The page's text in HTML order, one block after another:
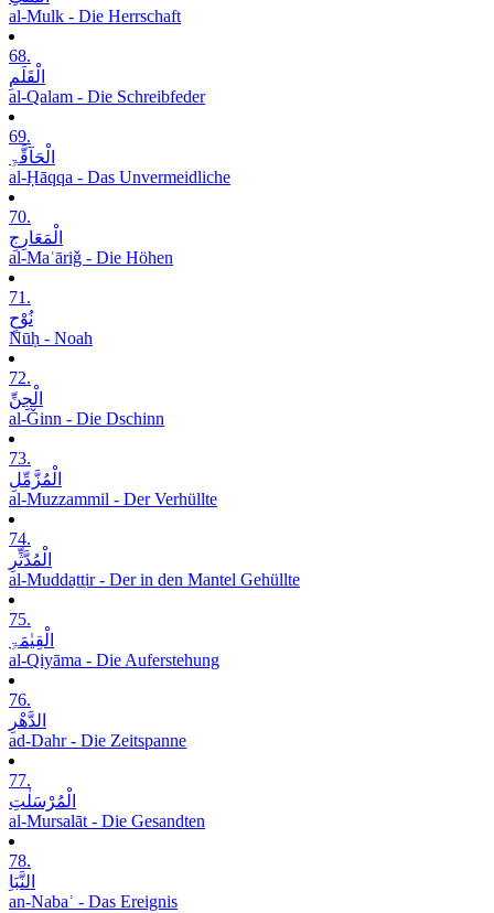
al-Mulk - Die Herrschaft
68.
الْقَلَمِ
al-Qalam - Die Schreibfeder
69.
الْحَآقَّۃِ
al-Ḥāqqa - Das Unvermeidliche
70.
الْمَعَارِجِ
al-Maʿāriǧ - Die Höhen
71.
نُوْحٍ
Nūḥ - Noah
72.
الْجِنِّ
al-Ǧinn - Die Dschinn
73.
الْمُزَّمِّلِ
al-Muzzammil - Der Verhüllte
74.
الْمُدَّثِّرِ
al-Muddaṯṯir - Der in den Mantel Gehüllte
75.
الْقِیٰمَۃِ
al-Qiyāma - Die Auferstehung
76.
الدَّھْرِ
ad-Dahr - Die Zeitspanne
77.
الْمُرْسَلٰتِ
al-Mursalāt - Die Gesandten
78.
النَّبَاِ
an-Nabaʾ - Das Ereignis